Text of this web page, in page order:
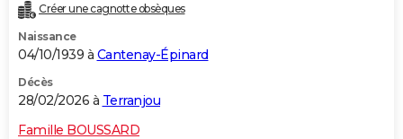
Créer une cagnotte obsèques
Naissance
04/10/1939 à Cantenay-Épinard
Décès
28/02/2026 à Terranjou
Famille BOUSSARD